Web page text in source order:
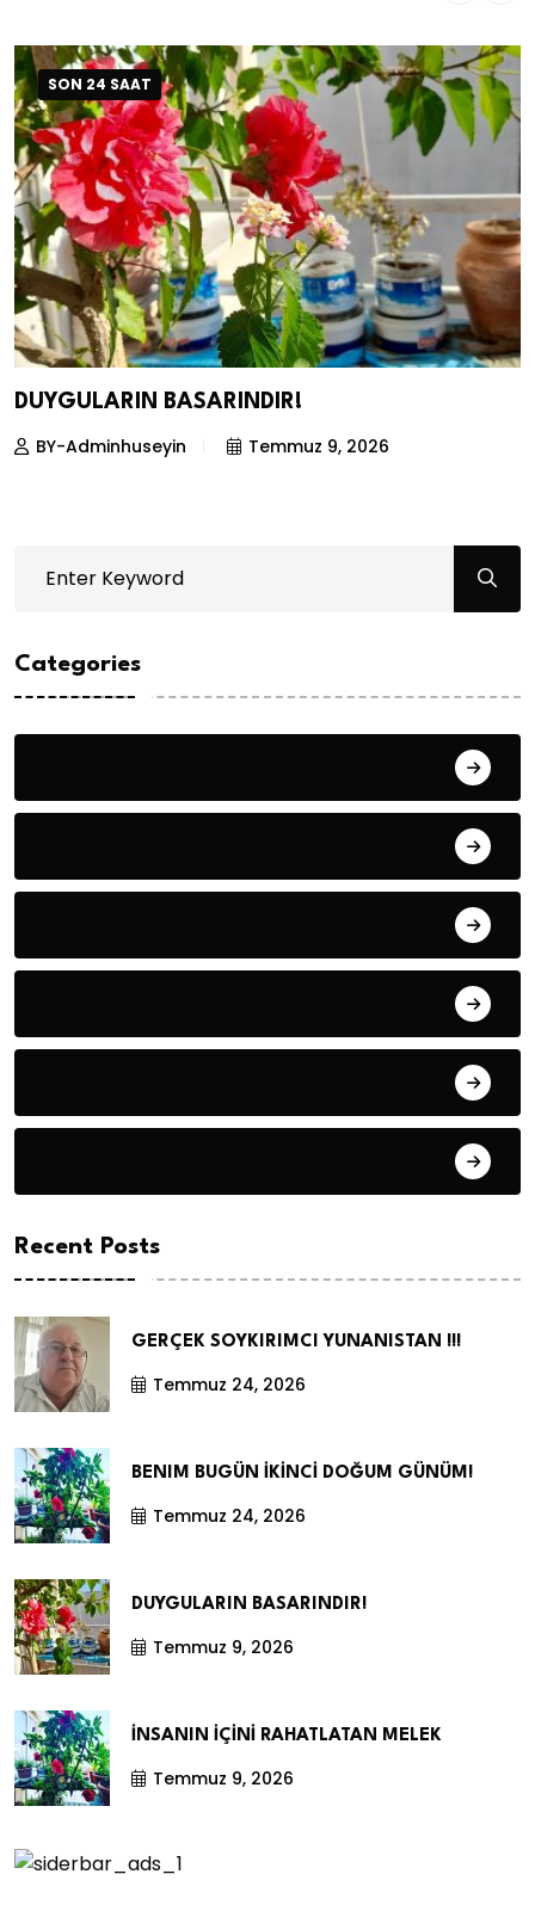
SON 24 SAAT
DUYGULARIN BASARINDIR!
BY-Adminhuseyin Temmuz 9, 2026
Categories
Recent Posts
GERÇEK SOYKIRIMCI YUNANISTAN !!!
Temmuz 24, 2026
BENIM BUGÜN İKİNCİ DOĞUM GÜNÜM!
Temmuz 24, 2026
DUYGULARIN BASARINDIR!
Temmuz 9, 2026
İNSANIN İÇİNİ RAHATLATAN MELEK
Temmuz 9, 2026